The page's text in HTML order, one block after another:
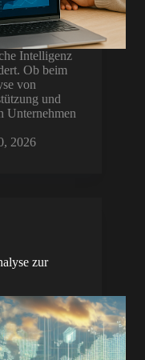
Intelligenz
Ob beim
von
und
Unternehmen
2026
zur